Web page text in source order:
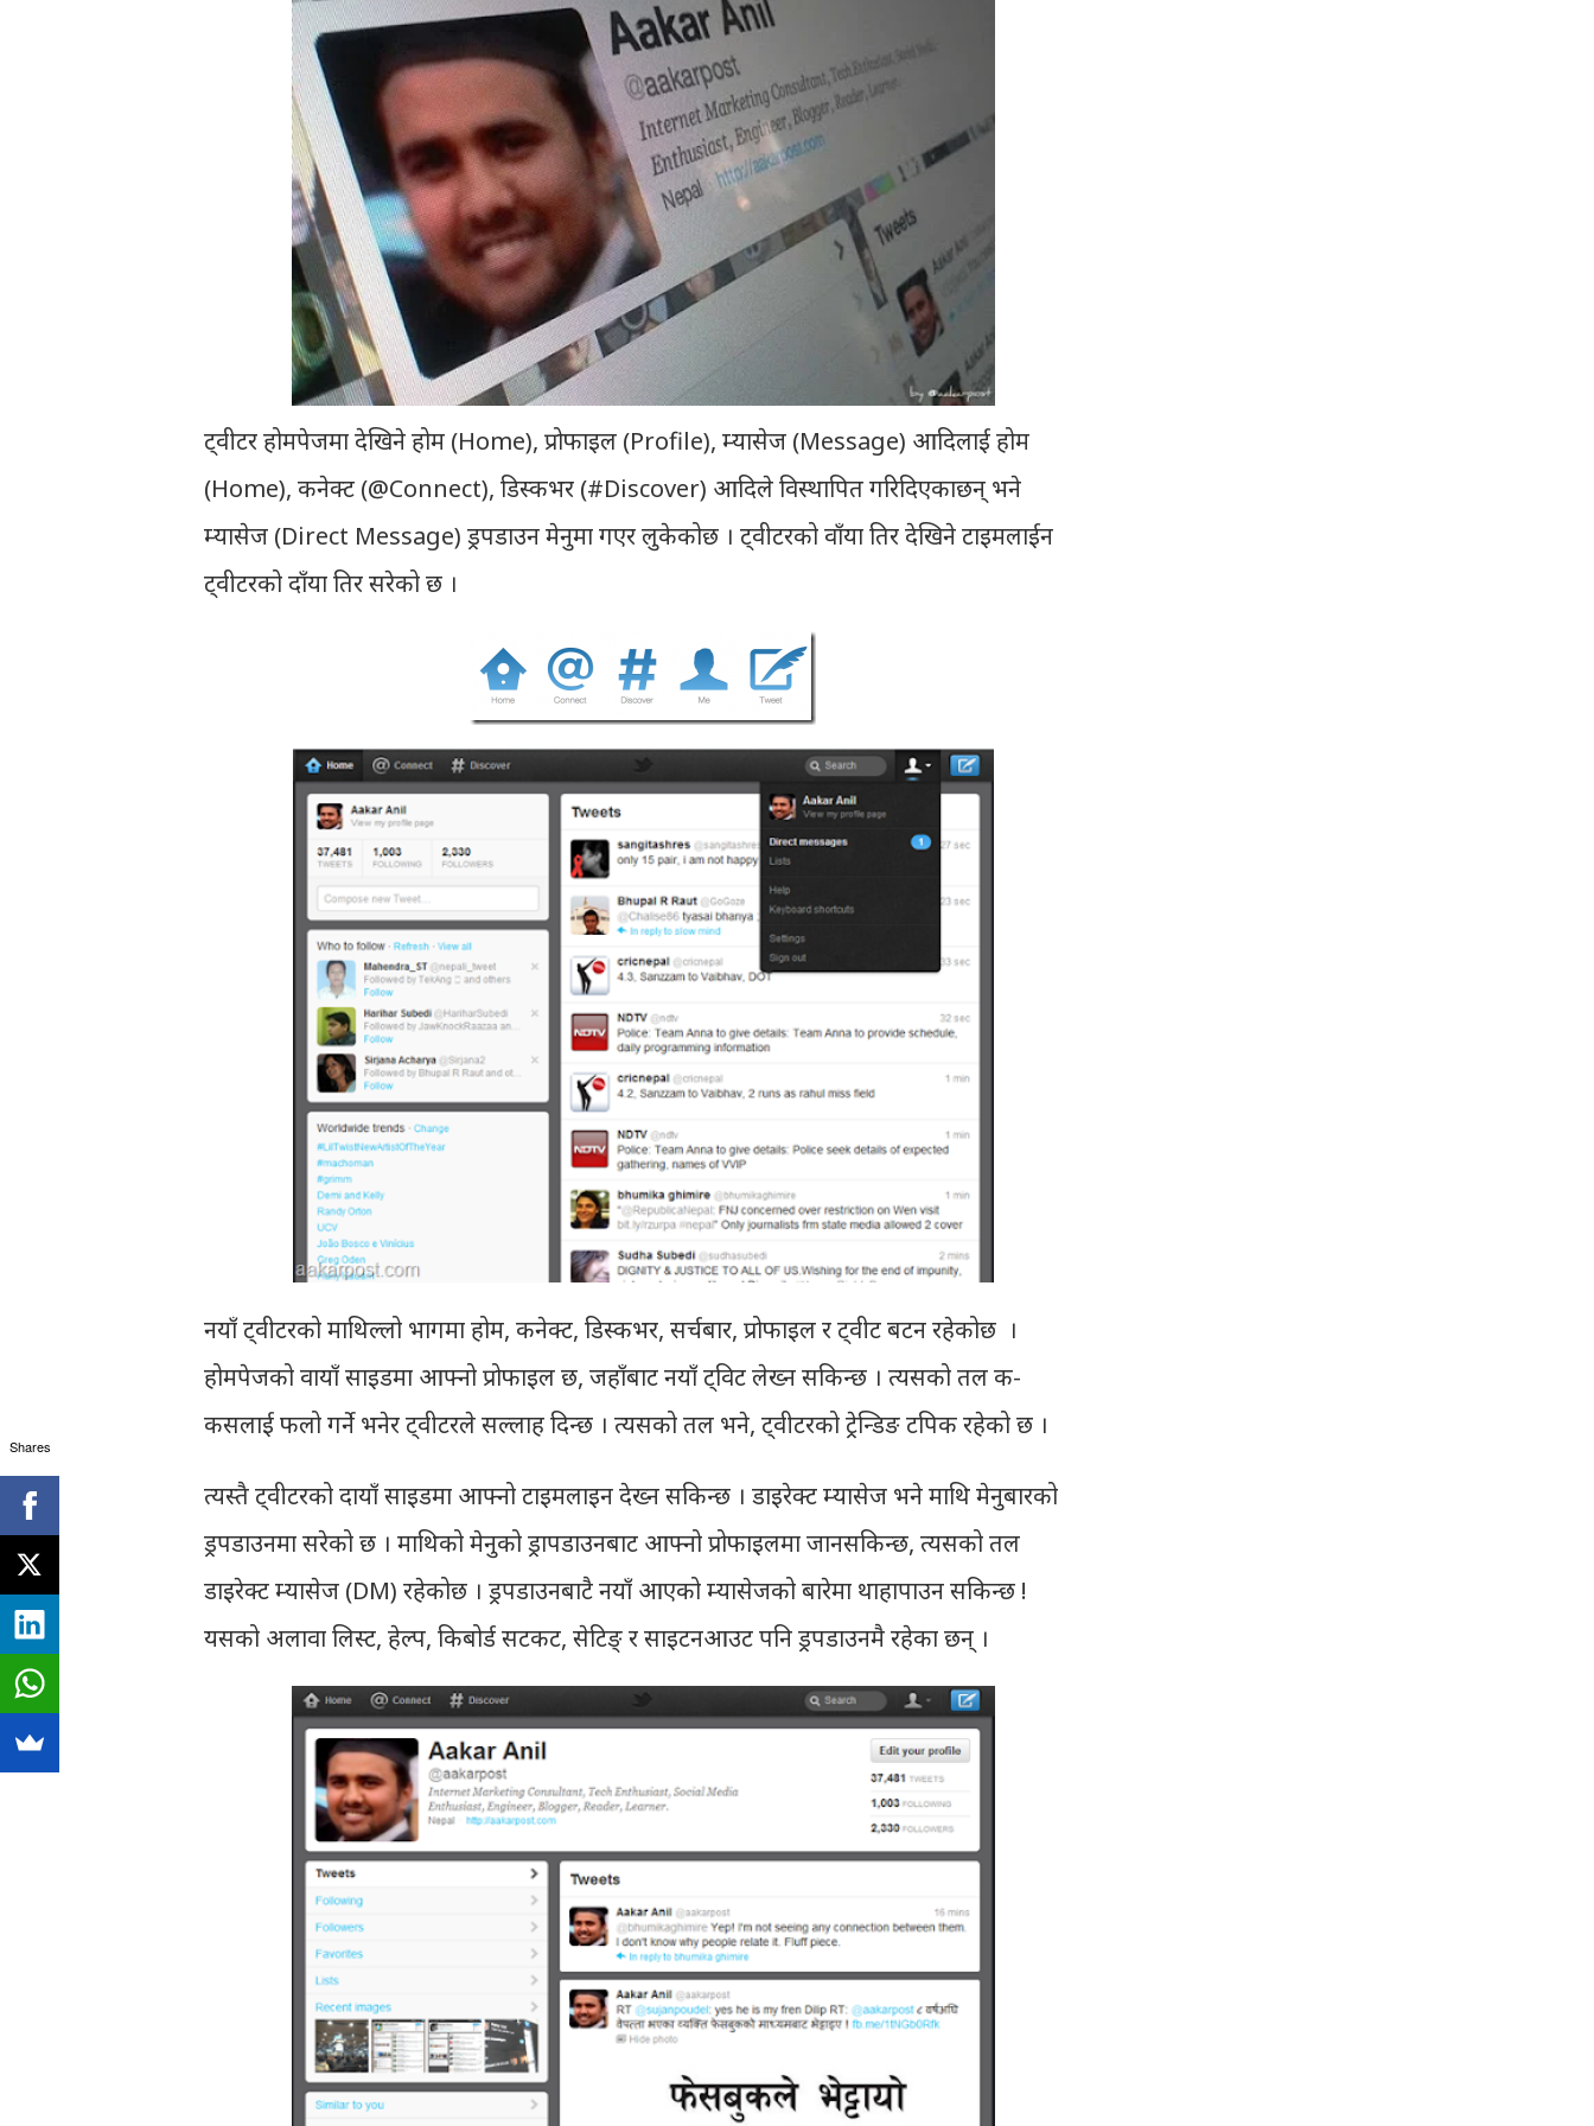
ट्वीटर होमपेजमा देखिने होम (Home), प्रोफाइल (Profile), म्यासेज (Message) आदिलाई होम
(Home), कनेक्ट (@Connect), डिस्कभर (#Discover) आदिले विस्थापित गरिदिएकाछन् भने
म्यासेज (Direct Message) ड्रपडाउन मेनुमा गएर लुकेकोछ । ट्वीटरको वाँया तिर देखिने टाइमलाईन
ट्वीटरको दाँया तिर सरेको छ ।
नयाँ ट्वीटरको माथिल्लो भागमा होम, कनेक्ट, डिस्कभर, सर्चबार, प्रोफाइल र ट्वीट बटन रहेकोछ ।
होमपेजको वायाँ साइडमा आफ्नो प्रोफाइल छ, जहाँबाट नयाँ ट्विट लेख्न सकिन्छ । त्यसको तल क-
कसलाई फलो गर्ने भनेर ट्वीटरले सल्लाह दिन्छ । त्यसको तल भने, ट्वीटरको ट्रेन्डिङ टपिक रहेको छ ।
त्यस्तै ट्वीटरको दायाँ साइडमा आफ्नो टाइमलाइन देख्न सकिन्छ । डाइरेक्ट म्यासेज भने माथि मेनुबारको
ड्रपडाउनमा सरेको छ । माथिको मेनुको ड्रापडाउनबाट आफ्नो प्रोफाइलमा जानसकिन्छ, त्यसको तल
डाइरेक्ट म्यासेज (DM) रहेकोछ । ड्रपडाउनबाटै नयाँ आएको म्यासेजको बारेमा थाहापाउन सकिन्छ !
यसको अलावा लिस्ट, हेल्प, किबोर्ड सटकट, सेटिङ् र साइटनआउट पनि ड्रपडाउनमै रहेका छन् ।
Shares